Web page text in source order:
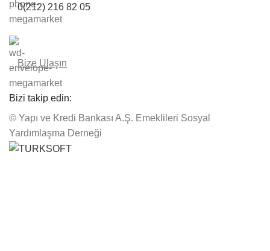
0(212) 216 82 05
Bize Ulaşın
Bizi takip edin:
© Yapı ve Kredi Bankası A.Ş. Emeklileri Sosyal
Yardımlaşma Derneği